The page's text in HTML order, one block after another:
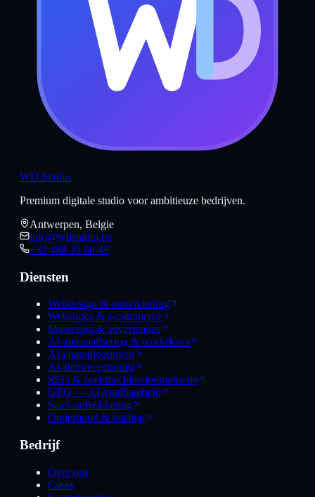
WD.Studio
Premium digitale studio voor ambitieuze bedrijven.
Antwerpen, Belgie
info@wdstudio.be
+32 488 35 60 43
Diensten
Webdesign & ontwikkeling
Webshops & e-commerce
Marketing & advertenties
AI-automatisering & workflows
AI-chatoplossingen
AI-stemreceptionist
SEO & zoekmachineoptimalisatie
GEO — AI-vindbaarheid
SaaS-ontwikkeling
Onderhoud & hosting
Bedrijf
Over ons
Cases